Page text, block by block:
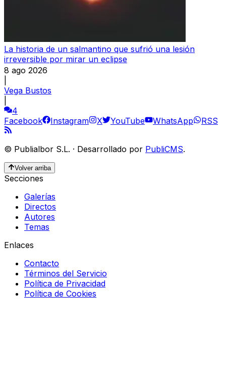
La historia de un salmantino que sufrió una lesión
irreversible por mirar un eclipse
8 ago 2026
Vega Bustos
4
Facebook
Instagram X YouTube WhatsApp RSS
© Publialbor S.L. · Desarrollado por PubliCMS.
Volver arriba
Secciones
Galerías
Directos
Autores
Temas
Enlaces
Contacto
Términos del Servicio
Política de Privacidad
Política de Cookies